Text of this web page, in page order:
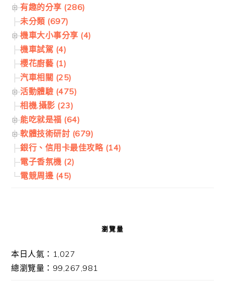
有趣的分享 (286)
未分類 (697)
機車大小事分享 (4)
機車試駕 (4)
櫻花廚藝 (1)
汽車相關 (25)
活動體驗 (475)
相機.攝影 (23)
能吃就是福 (64)
軟體技術研討 (679)
銀行、信用卡最佳攻略 (14)
電子香氛機 (2)
電競周邊 (45)
瀏覽量
本日人氣：1,027
總瀏覽量：99,267,981